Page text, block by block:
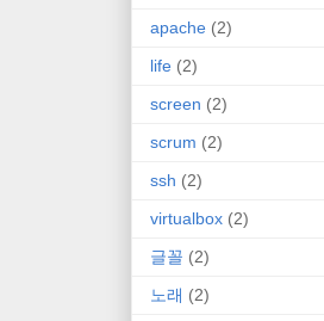
apache (2)
life (2)
screen (2)
scrum (2)
ssh (2)
virtualbox (2)
글꼴 (2)
노래 (2)